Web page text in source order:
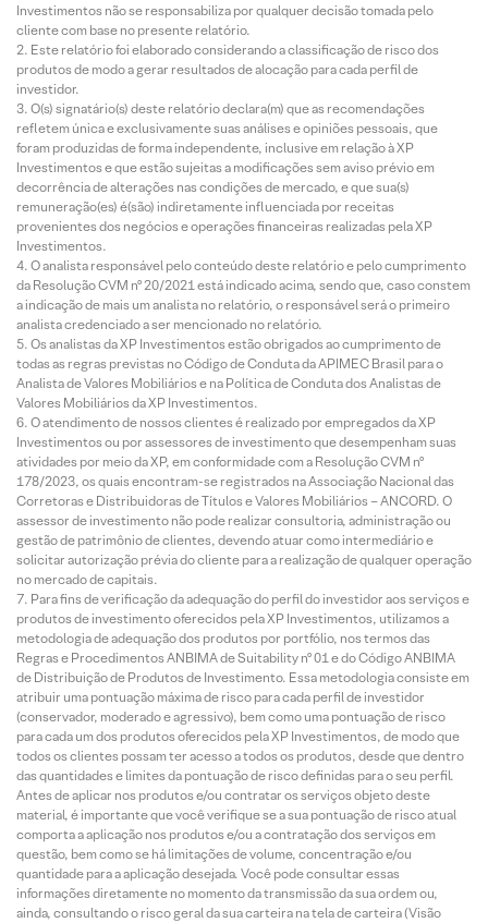
Investimentos não se responsabiliza por qualquer decisão tomada pelo
cliente com base no presente relatório.
Este relatório foi elaborado considerando a classificação de risco dos
produtos de modo a gerar resultados de alocação para cada perfil de
investidor.
O(s) signatário(s) deste relatório declara(m) que as recomendações
refletem única e exclusivamente suas análises e opiniões pessoais, que
foram produzidas de forma independente, inclusive em relação à XP
Investimentos e que estão sujeitas a modificações sem aviso prévio em
decorrência de alterações nas condições de mercado, e que sua(s)
remuneração(es) é(são) indiretamente influenciada por receitas
provenientes dos negócios e operações financeiras realizadas pela XP
Investimentos.
O analista responsável pelo conteúdo deste relatório e pelo cumprimento
da Resolução CVM nº 20/2021 está indicado acima, sendo que, caso constem
a indicação de mais um analista no relatório, o responsável será o primeiro
analista credenciado a ser mencionado no relatório.
Os analistas da XP Investimentos estão obrigados ao cumprimento de
todas as regras previstas no Código de Conduta da APIMEC Brasil para o
Analista de Valores Mobiliários e na Política de Conduta dos Analistas de
Valores Mobiliários da XP Investimentos.
O atendimento de nossos clientes é realizado por empregados da XP
Investimentos ou por assessores de investimento que desempenham suas
atividades por meio da XP, em conformidade com a Resolução CVM nº
178/2023, os quais encontram-se registrados na Associação Nacional das
Corretoras e Distribuidoras de Títulos e Valores Mobiliários – ANCORD. O
assessor de investimento não pode realizar consultoria, administração ou
gestão de patrimônio de clientes, devendo atuar como intermediário e
solicitar autorização prévia do cliente para a realização de qualquer operação
no mercado de capitais.
Para fins de verificação da adequação do perfil do investidor aos serviços e
produtos de investimento oferecidos pela XP Investimentos, utilizamos a
metodologia de adequação dos produtos por portfólio, nos termos das
Regras e Procedimentos ANBIMA de Suitability nº 01 e do Código ANBIMA
de Distribuição de Produtos de Investimento. Essa metodologia consiste em
atribuir uma pontuação máxima de risco para cada perfil de investidor
(conservador, moderado e agressivo), bem como uma pontuação de risco
para cada um dos produtos oferecidos pela XP Investimentos, de modo que
todos os clientes possam ter acesso a todos os produtos, desde que dentro
das quantidades e limites da pontuação de risco definidas para o seu perfil.
Antes de aplicar nos produtos e/ou contratar os serviços objeto deste
material, é importante que você verifique se a sua pontuação de risco atual
comporta a aplicação nos produtos e/ou a contratação dos serviços em
questão, bem como se há limitações de volume, concentração e/ou
quantidade para a aplicação desejada. Você pode consultar essas
informações diretamente no momento da transmissão da sua ordem ou,
ainda, consultando o risco geral da sua carteira na tela de carteira (Visão